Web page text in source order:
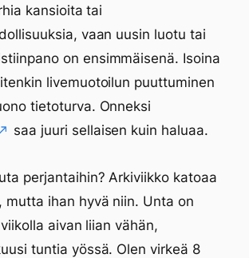
kansioita tai
vaan uusin luotu tai
on ensimmäisenä. Isoina
livemuotoilun puuttuminen
tietoturva. Onneksi
saa juuri sellaisen kuin haluaa.
perjantaihin? Arkiviikko katoaa
mutta ihan hyvä niin. Unta on
aivan liian vähän,
tuntia yössä. Olen virkeä 8